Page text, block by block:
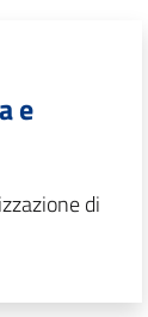
e
di